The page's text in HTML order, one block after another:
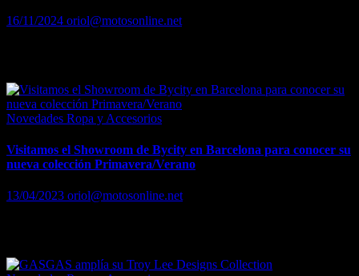
16/11/2024 oriol@motosonline.net
Novedades Ropa y Accesorios
Visitamos el Showroom de Bycity en Barcelona para conocer su
nueva colección Primavera/Verano
13/04/2023 oriol@motosonline.net